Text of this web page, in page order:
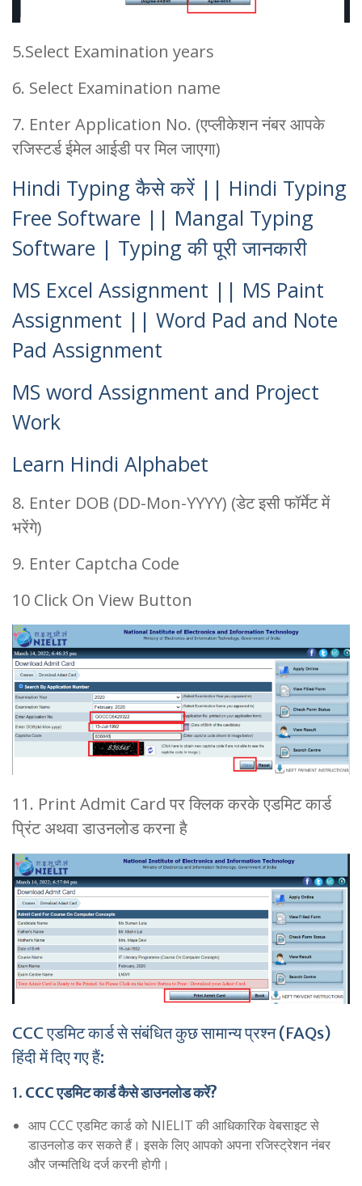
5.Select Examination years
6. Select Examination name
7. Enter Application No. (एप्लीकेशन नंबर आपके
रजिस्टर्ड ईमेल आईडी पर मिल जाएगा)
Hindi Typing कैसे करें || Hindi Typing
Free Software || Mangal Typing
Software | Typing की पूरी जानकारी
MS Excel Assignment || MS Paint
Assignment || Word Pad and Note
Pad Assignment
MS word Assignment and Project
Work
Learn Hindi Alphabet
8. Enter DOB (DD-Mon-YYYY) (डेट इसी फॉर्मेट में
भरेंगे)
9. Enter Captcha Code
10 Click On View Button
11. Print Admit Card पर क्लिक करके एडमिट कार्ड
प्रिंट अथवा डाउनलोड करना है
CCC एडमिट कार्ड से संबंधित कुछ सामान्य प्रश्न (FAQs)
हिंदी में दिए गए हैं:
1. CCC एडमिट कार्ड कैसे डाउनलोड करें?
आप CCC एडमिट कार्ड को NIELIT की आधिकारिक वेबसाइट से
डाउनलोड कर सकते हैं। इसके लिए आपको अपना रजिस्ट्रेशन नंबर
और जन्मतिथि दर्ज करनी होगी।